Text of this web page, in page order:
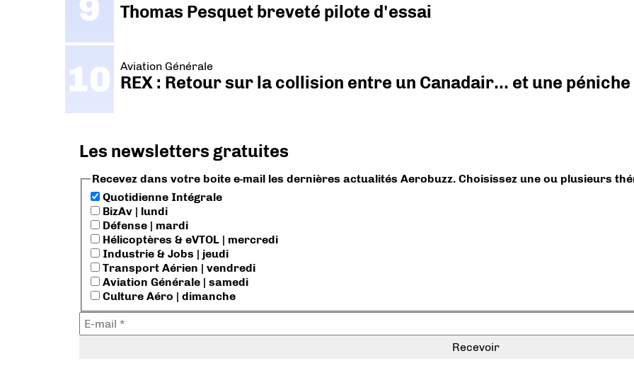
Thomas Pesquet breveté pilote d'essai
Aviation Générale
REX : Retour sur la collision entre un Canadair… et une péniche
Les newsletters gratuites
Recevez dans votre boite e-mail les dernières actualités Aerobuzz. Choisissez une ou plusieurs
Quotidienne Intégrale
BizAv | lundi
Défense | mardi
Hélicoptères & eVTOL | mercredi
Industrie & Jobs | jeudi
Transport Aérien | vendredi
Aviation Générale | samedi
Culture Aéro | dimanche